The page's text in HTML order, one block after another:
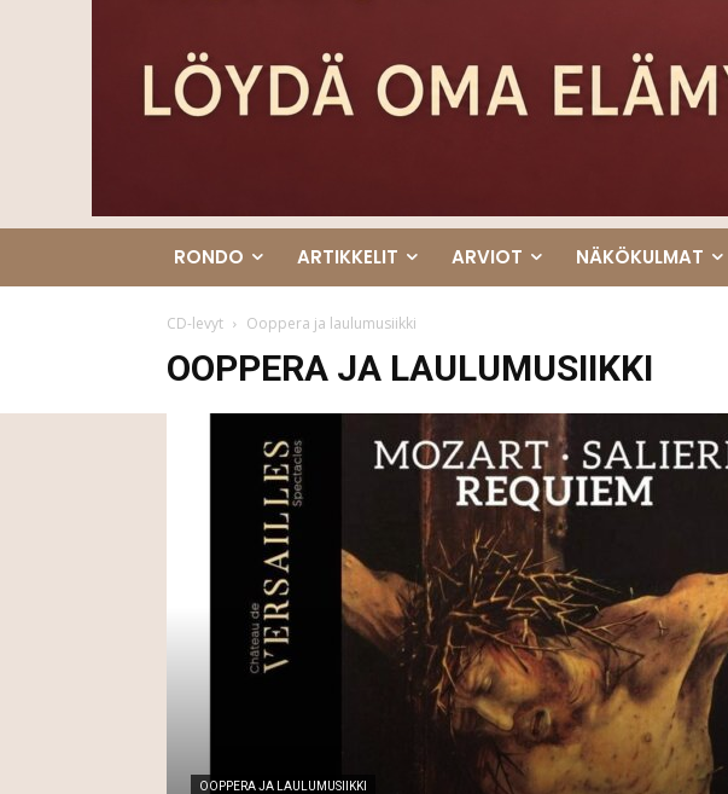
RONDO ARTIKKELIT ARVIOT NÄKÖKULMAT
CD-levyt Ooppera ja laulumusiikki
OOPPERA JA LAULUMUSIIKKI
OOPPERA JA LAULUMUSIIKKI